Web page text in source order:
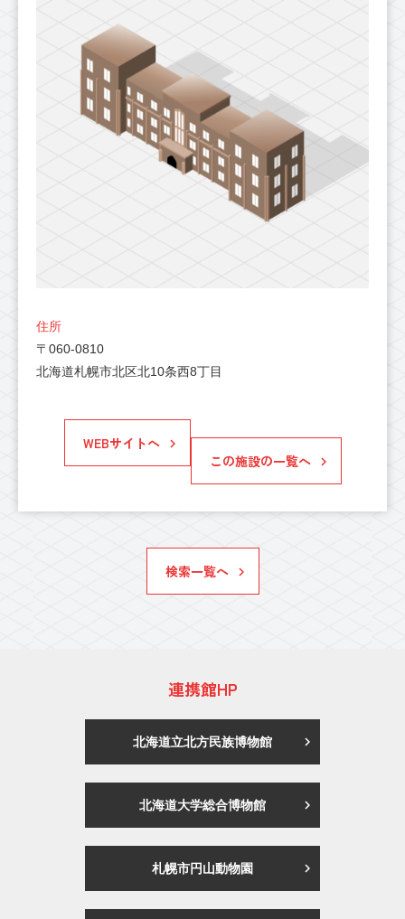
住所
〒060-0810
北海道札幌市北区北10条西8丁目
WEBサイトへ
この施設の一覧へ
検索一覧へ
連携館HP
北海道立北方民族博物館
北海道大学総合博物館
札幌市円山動物園